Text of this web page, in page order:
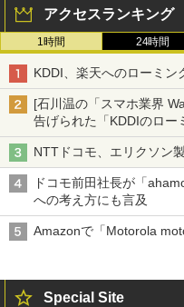
アクセスランキング
1時間 24時間
KDDI、楽天へのローミン
[石川温の「スマホ業界
告げられた「KDDIのロー
穴と楽天モバイルの課題
NTTドコモ、エリクソン
ドコモ前田社長が「
への考え方にも言及
Amazonで「Motorola
Special Site